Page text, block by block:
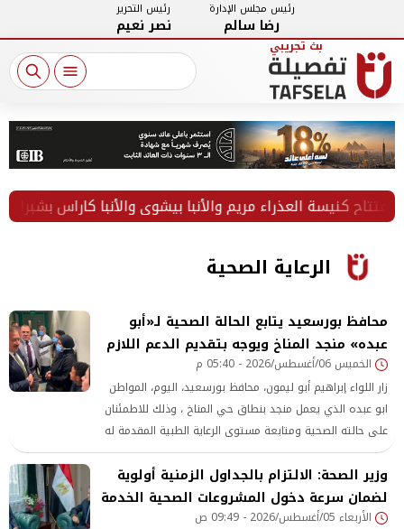
رئيس مجلس الإدارة
رضا سالم
رئيس التحرير
نصر نعيم
الرعاية الصحية
محافظ بورسعيد يتابع الحالة الصحية لـ«أبو
عبده» منجد المناخ ويوجه بتقديم الدعم اللازم
الخميس 06/أغسطس/2026 - 05:40 م
زار اللواء إبراهيم أبو ليمون، محافظ بورسعيد، اليوم، المواطن
ابو عبده الذي يعمل منجد بنطاق حي المناخ ، وذلك للاطمئنان
على حالته الصحية ومتابعة مستوى الرعاية الطبية المقدمة له
بمستشفى السلام ، بما يعكس حرص المحافظة على الوقوف
بجانب المواطنين وتقديم الدعم الكامل لهم في مختلف
الظروف
وزير الصحة: الالتزام بالجداول الزمنية أولوية
لضمان سرعة دخول المشروعات الصحية الخدمة
الأربعاء 05/أغسطس/2026 - 09:49 ص